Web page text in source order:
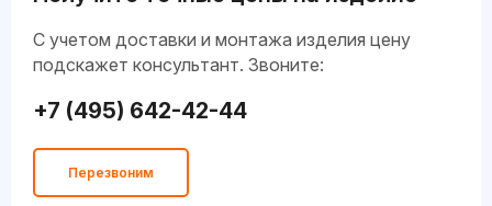
C учетом доставки и монтажа изделия цену
подскажет консультант. Звоните:
+7 (495) 642-42-44
Перезвоним